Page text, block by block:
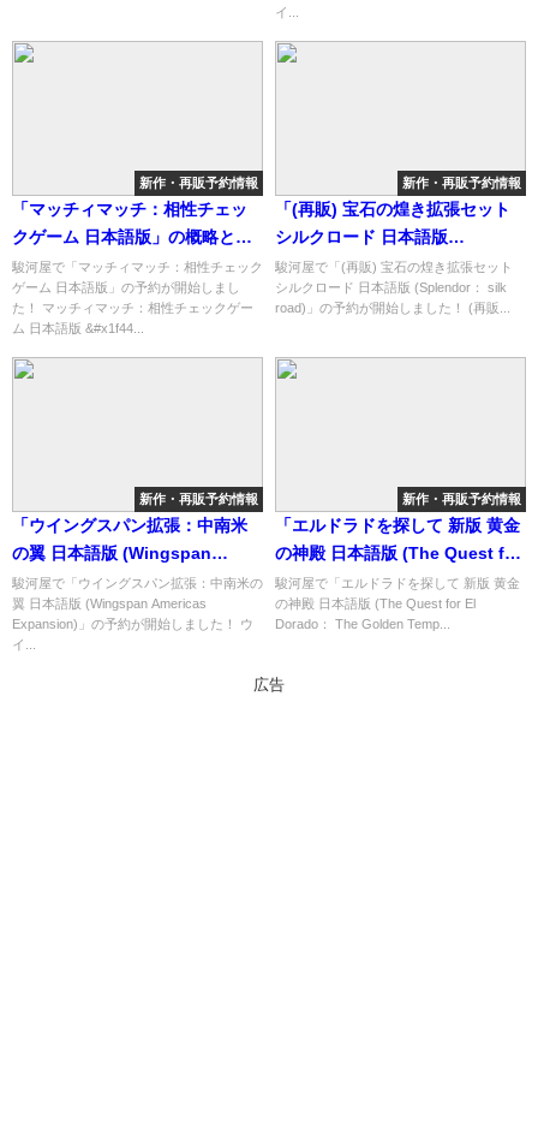
介！
イ...
新作・再販予約情報
「マッチィマッチ：相性チェッ
クゲーム 日本語版」の概略と予
約購入可能なショップ紹介！
駿河屋で「マッチィマッチ：相性チェック
ゲーム 日本語版」の予約が開始しまし
た！ マッチィマッチ：相性チェックゲー
ム 日本語版 &#x1f44...
新作・再販予約情報
「(再販) 宝石の煌き拡張セット
シルクロード 日本語版
(Splendor： silk road)」の概略
と予約購入可能なショップ紹
介！
駿河屋で「(再販) 宝石の煌き拡張セット
シルクロード 日本語版 (Splendor： silk
road)」の予約が開始しました！ (再販...
新作・再販予約情報
「ウイングスパン拡張：中南米
の翼 日本語版 (Wingspan
Americas Expansion)」の概略
と予約購入可能なショップ紹
介！
駿河屋で「ウイングスパン拡張：中南米の
翼 日本語版 (Wingspan Americas
Expansion)」の予約が開始しました！ ウ
イ...
新作・再販予約情報
「エルドラドを探して 新版 黄金
の神殿 日本語版 (The Quest for
El Dorado： The Golden
Temples)」の概略と予約購入可
駿河屋で「エルドラドを探して 新版 黄金
の神殿 日本語版 (The Quest for El
Dorado： The Golden Temp...
広告